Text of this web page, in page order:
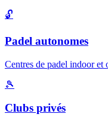
🔓
Padel autonomes
Centres de padel indoor et
🎾
Clubs privés